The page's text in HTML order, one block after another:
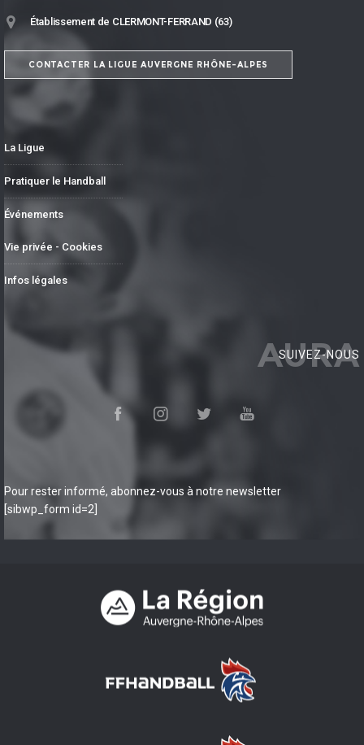
Établissement de CLERMONT-FERRAND (63)
CONTACTER LA LIGUE AUVERGNE RHÔNE-ALPES
La Ligue
Pratiquer le Handball
Événements
Vie privée - Cookies
Infos légales
AURA
SUIVEZ-NOUS
Pour rester informé, abonnez-vous à notre newsletter
[sibwp_form id=2]